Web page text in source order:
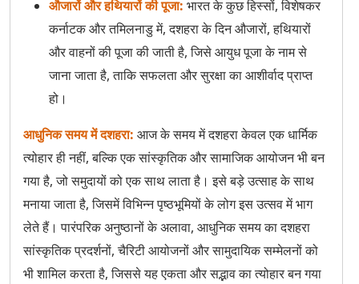
औजारों और हथियारों की पूजा: भारत के कुछ हिस्सों, विशेषकर
कर्नाटक और तमिलनाडु में, दशहरा के दिन औजारों, हथियारों
और वाहनों की पूजा की जाती है, जिसे आयुध पूजा के नाम से
जाना जाता है, ताकि सफलता और सुरक्षा का आशीर्वाद प्राप्त
हो।
आधुनिक समय में दशहरा: आज के समय में दशहरा केवल एक धार्मिक
त्योहार ही नहीं, बल्कि एक सांस्कृतिक और सामाजिक आयोजन भी बन
गया है, जो समुदायों को एक साथ लाता है। इसे बड़े उत्साह के साथ
मनाया जाता है, जिसमें विभिन्न पृष्ठभूमियों के लोग इस उत्सव में भाग
लेते हैं। पारंपरिक अनुष्ठानों के अलावा, आधुनिक समय का दशहरा
सांस्कृतिक प्रदर्शनों, चैरिटी आयोजनों और सामुदायिक सम्मेलनों को
भी शामिल करता है, जिससे यह एकता और सद्भाव का त्योहार बन गया